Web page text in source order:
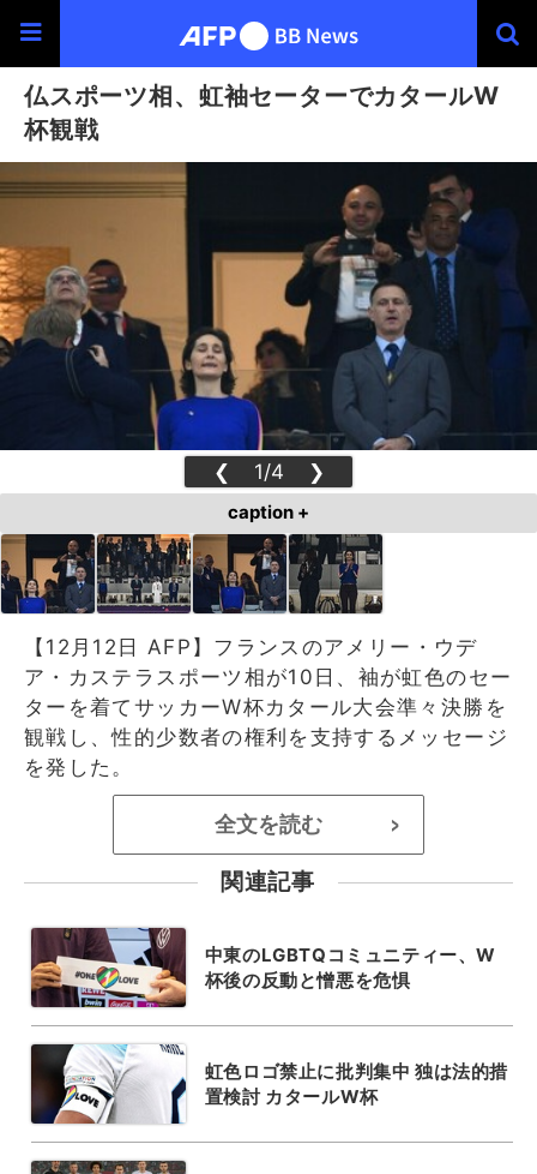
仏スポーツ相、虹袖セーターでカタールW
杯観戦
❮ 1/4 ❯
caption +
【12月12日 AFP】フランスのアメリー・ウデ
ア・カステラスポーツ相が10日、袖が虹色のセー
ターを着てサッカーW杯カタール大会準々決勝を
観戦し、性的少数者の権利を支持するメッセージ
を発した。
全文を読む >
関連記事
中東のLGBTQコミュニティー、W
杯後の反動と憎悪を危惧
虹色ロゴ禁止に批判集中 独は法的措
置検討 カタールW杯